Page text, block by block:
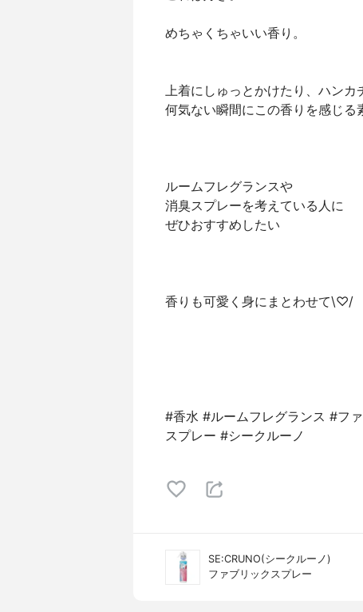
めちゃくちゃいい香り。
上着にしゅっとかけたり、ハンカ
何気ない瞬間にこの香りを感じる
ルームフレグランスや
消臭スプレーを考えている人に
ぜひおすすめしたい
香りも可愛く身にまとわせて\♡/
#香水 #ルームフレグランス #フ
スプレー #シークルーノ
SE:CRUNO(シークルーノ)
ファブリックスプレー